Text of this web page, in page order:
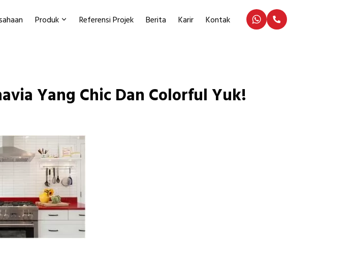
Produk Referensi Projek Berita Karir Kontak
Yang Chic Dan Colorful Yuk!